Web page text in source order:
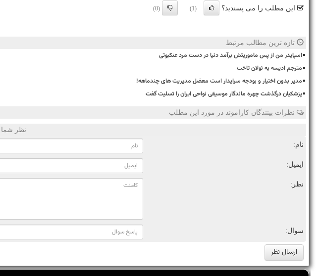
این مطلب را می پسندید؟ (1)
(0)
تازه ترین مطالب مرتبط
اسپایدر من از پس ماموریتش برآمد دنیا در دست مرد عنکبوتی
مترجم ادیسه به نولان تاخت
مدیر بدون اختیار و بودجه سرایدار است معضل مدیریت های چندماهه!
پزشکیان درگذشت چهره ماندگار موسیقی نواحی ایران را تسلیت گفت
نظرات بینندگان کاراموند در مورد این مطلب
نظر
نام:
ایمیل:
نظر:
سوال: